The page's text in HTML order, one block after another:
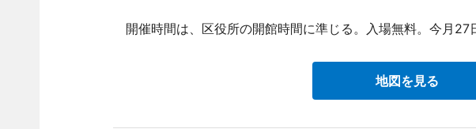
開催時間は、区役所の開館時間に準じる。入場無料。今月27
地図を見る